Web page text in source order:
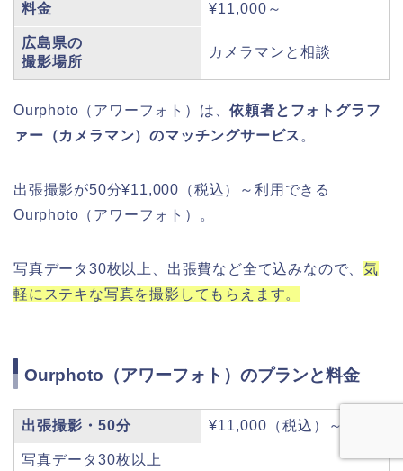
料金 ¥11,000～
広島県の
撮影場所
カメラマンと相談
Ourphoto（アワーフォト）は、依頼者とフォトグラフ
ァー（カメラマン）のマッチングサービス 。
出張撮影が50分¥11,000（税込）～利用できる
Ourphoto（アワーフォト）。
写真データ30枚以上、出張費など全て込みなので、気
軽にステキな写真を撮影してもらえます。
Ourphoto（アワーフォト）のプランと料金
出張撮影・50分 ¥11,000（税込）～
写真データ30枚以上